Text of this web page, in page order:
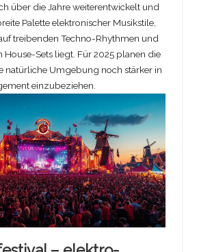
über die Jahre weiterentwickelt und
Palette elektronischer Musikstile,
treibenden Techno-Rhythmen und
House-Sets liegt. Für 2025 planen die
natürliche Umgebung noch stärker in
einzubeziehen.